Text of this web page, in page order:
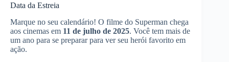
Data da Estreia
Marque no seu calendário! O filme do Superman chega
aos cinemas em 11 de julho de 2025. Você tem mais de
um ano para se preparar para ver seu herói favorito em
ação.